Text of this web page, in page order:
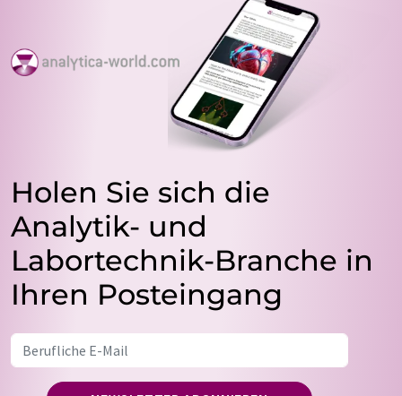
Holen Sie sich die
Analytik- und
Labortechnik-Branche in
Ihren Posteingang